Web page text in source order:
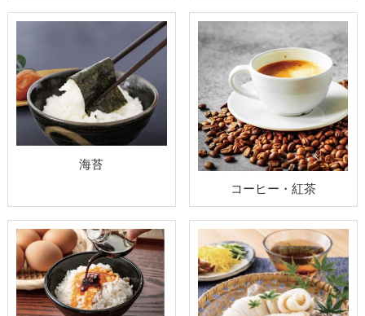
海苔
コーヒー・紅茶